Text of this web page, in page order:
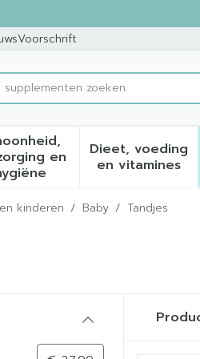
Voorschrift
categorie...
en
Toon submenu voor
Dieet, voeding
en vitamines
Toon
kinderen / Baby / Tandjes